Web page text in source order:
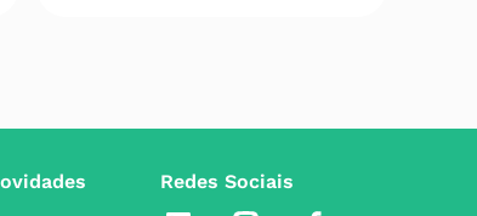
Redes Sociais